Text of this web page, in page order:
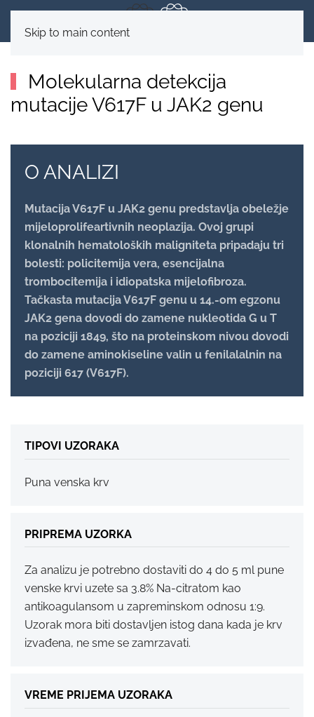
Skip to main content
Molekularna detekcija
mutacije V617F u JAK2 genu
O ANALIZI
Mutacija V617F u JAK2 genu predstavlja obeležje
mijeloprolifeartivnih neoplazija. Ovoj grupi
klonalnih hematoloških maligniteta pripadaju tri
bolesti: policitemija vera, esencijalna
trombocitemija i idiopatska mijelofibroza.
Tačkasta mutacija V617F genu u 14.-om egzonu
JAK2 gena dovodi do zamene nukleotida G u T
na poziciji 1849, što na proteinskom nivou dovodi
do zamene aminokiseline valin u fenilalalnin na
poziciji 617 (V617F).
TIPOVI UZORAKA
Puna venska krv
PRIPREMA UZORKA
Za analizu je potrebno dostaviti do 4 do 5 ml pune
venske krvi uzete sa 3.8% Na-citratom kao
antikoagulansom u zapreminskom odnosu 1:9.
Uzorak mora biti dostavljen istog dana kada je krv
izvađena, ne sme se zamrzavati.
VREME PRIJEMA UZORAKA